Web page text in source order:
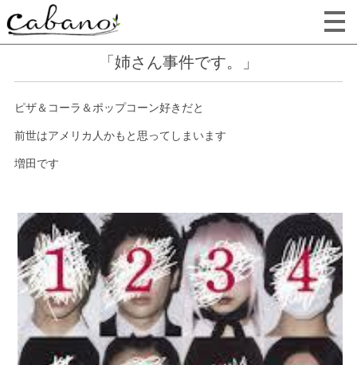
「姉さん事件です。」
ピザ＆コーラ＆ポップコーン好きだと
前世はアメリカ人かもと思ってしまいます
増田です